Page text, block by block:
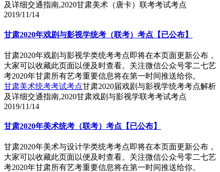
及详细交通指南,2020甘肃美术（唐卡）联考考试考点
2019/11/14
甘肃2020年戏剧与影视学统考（联考）考点【已公布】
甘肃2020年戏剧与影视学类统考考点即将在本页面更新公布，
大家可以收藏此页面以便及时查看。关注微信公众号零二七艺
考2020年甘肃所有艺考重要信息将在第一时间推送给你。
甘肃美术统考考试考点甘肃2020届戏剧与影视学统考考点解析
及详细交通指南,2020甘肃戏剧与影视学联考考试考点
2019/11/14
甘肃2020年美术统考（联考）考点【已公布】
甘肃2020年美术与设计学类统考考点即将在本页面更新公布，
大家可以收藏此页面以便及时查看。关注微信公众号零二七艺
考2020年甘肃所有艺考重要信息将在第一时间推送给你。